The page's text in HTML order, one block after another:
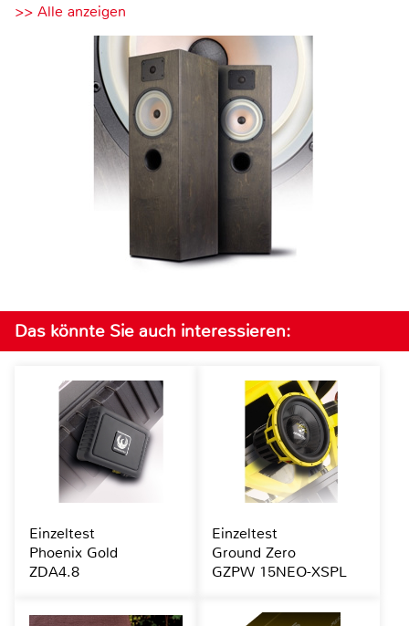
>> Alle anzeigen
Das könnte Sie auch interessieren:
Einzeltest
Phoenix Gold
ZDA4.8
Einzeltest
Ground Zero
GZPW 15NEO-XSPL